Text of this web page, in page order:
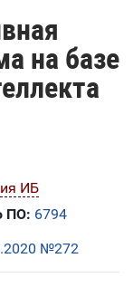
на базе
ИБ
ПО: 6794
№272